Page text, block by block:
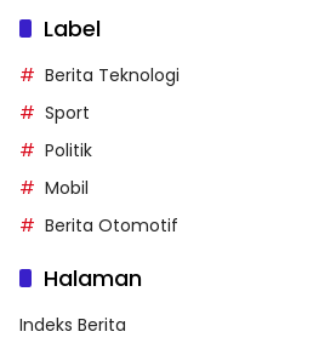
Label
Berita Teknologi
Sport
Politik
Mobil
Berita Otomotif
Halaman
Indeks Berita